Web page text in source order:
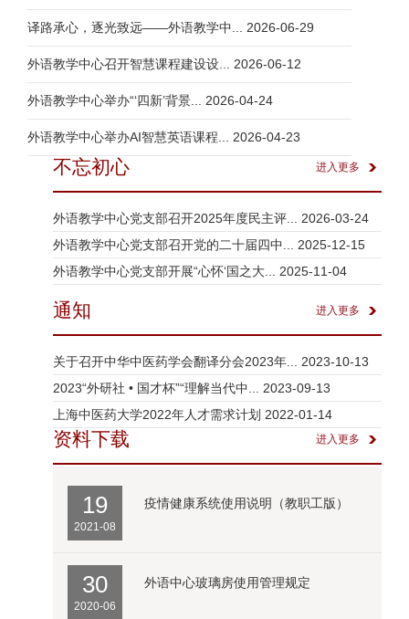
译路承心，逐光致远——外语教学中... 2026-06-29
外语教学中心召开智慧课程建设设... 2026-06-12
外语教学中心举办“‘四新’背景... 2026-04-24
外语教学中心举办AI智慧英语课程... 2026-04-23
不忘初心 进入更多
外语教学中心党支部召开2025年度民主评...
2026-03-24
外语教学中心党支部召开党的二十届四中...
2025-12-15
外语教学中心党支部开展“心怀‘国之大...
2025-11-04
通知 进入更多
关于召开中华中医药学会翻译分会2023年...
2023-10-13
2023“外研社 • 国才杯”“理解当代中...
2023-09-13
上海中医药大学2022年人才需求计划 2022-01-14
资料下载 进入更多
19
2021-08
疫情健康系统使用说明（教职工版）
30
2020-06
外语中心玻璃房使用管理规定